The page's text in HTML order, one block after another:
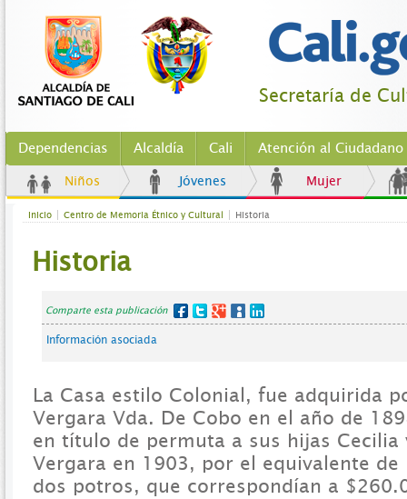
Secretaría de
Dependencias Alcaldía Cali Atención al Ciudadano
Niños Jóvenes Mujer
Inicio Centro de Memoria Étnico y Cultural Historia
Historia
Comparte esta publicación
Información asociada
La Casa estilo Colonial, fue adquirida
Vergara Vda. De Cobo en el año de
en título de permuta a sus hijas Cecilia
Vergara en 1903, por el equivalente de
dos potros, que correspondían a